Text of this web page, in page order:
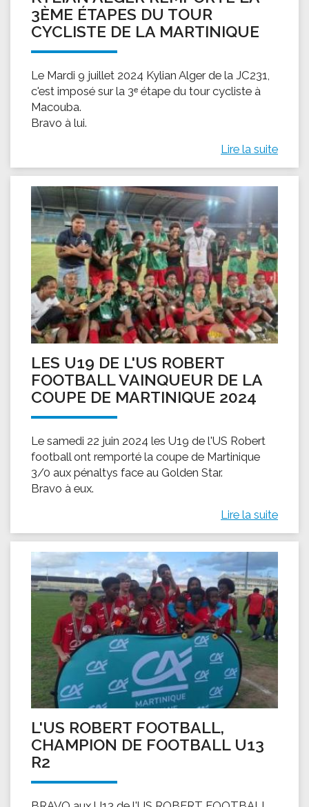
3ÈME ÉTAPES DU TOUR
CYCLISTE DE LA MARTINIQUE
Le Mardi 9 juillet 2024 Kylian Alger de la JC231,
c'est imposé sur la 3ᵉ étape du tour cycliste à
Macouba.
Bravo à lui.
Lire la suite
LES U19 DE L'US ROBERT
FOOTBALL VAINQUEUR DE LA
COUPE DE MARTINIQUE 2024
Le samedi 22 juin 2024 les U19 de l'US Robert
football ont remporté la coupe de Martinique
3/0 aux pénaltys face au Golden Star.
Bravo à eux.
Lire la suite
L'US ROBERT FOOTBALL,
CHAMPION DE FOOTBALL U13
R2